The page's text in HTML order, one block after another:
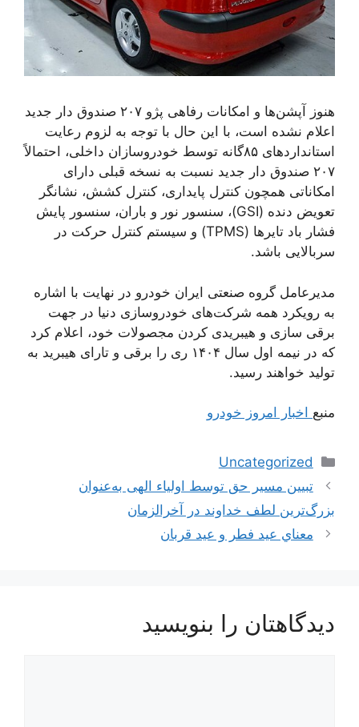
هنوز آپشن‌ها و امکانات رفاهی پژو ۲۰۷ صندوق دار جدید
اعلام نشده است، با این حال با توجه به لزوم رعایت
استانداردهای ۸۵گانه توسط خودروسازان داخلی، احتمالاً
۲۰۷ صندوق دار جدید نسبت به نسخه قبلی دارای
امکاناتی همچون کنترل پایداری، کنترل کشش، نشانگر
تعویض دنده (GSI)، سنسور نور و باران، سنسور پایش
فشار باد تایرها (TPMS) و سیستم کنترل حرکت در
سربالایی باشد.
مدیرعامل گروه صنعتی ایران خودرو در نهایت با اشاره
به رویکرد همه شرکت‌های خودروسازی دنیا در جهت
برقی سازی و هیبریدی کردن مجصولات خود، اعلام کرد
که در نیمه اول سال ۱۴۰۴ ری را برقی و تارای هیبرید به
تولید خواهند رسید.
منبع اخبار امروز خودرو
دسته‌ها
Uncategorized
ناوبری
نوشته‌ها
تبیین مسیر حق توسط اولیاء الهی به‌عنوان
بزرگ‌ترین لطف خداوند در آخرالزمان
معناي‌ عيد فطر و عيد قربان
دیدگاهتان را بنویسید